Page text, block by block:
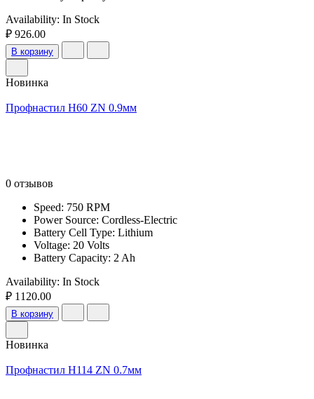
Availability: In Stock
₽ 926.00
В корзину
Новинка
Профнастил Н60 ZN 0.9мм
0 отзывов
Speed: 750 RPM
Power Source: Cordless-Electric
Battery Cell Type: Lithium
Voltage: 20 Volts
Battery Capacity: 2 Ah
Availability: In Stock
₽ 1120.00
В корзину
Новинка
Профнастил Н114 ZN 0.7мм